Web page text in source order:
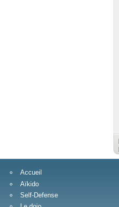
Accueil
Aïkido
Self-Defense